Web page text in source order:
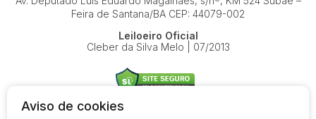
Feira de Santana/BA CEP: 44079-002
Leiloeiro Oficial
Cleber da Silva Melo | 07/2013
Aviso de cookies